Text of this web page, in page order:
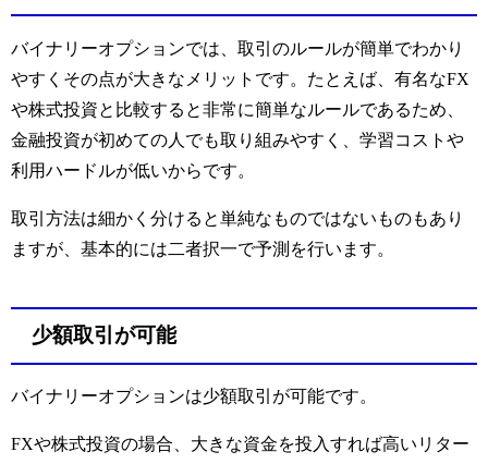
バイナリーオプションでは、取引のルールが簡単でわかり
やすくその点が大きなメリットです。たとえば、有名なFX
や株式投資と比較すると非常に簡単なルールであるため、
金融投資が初めての人でも取り組みやすく、学習コストや
利用ハードルが低いからです。
取引方法は細かく分けると単純なものではないものもあり
ますが、基本的には二者択一で予測を行います。
少額取引が可能
バイナリーオプションは少額取引が可能です。
FXや株式投資の場合、大きな資金を投入すれば高いリター